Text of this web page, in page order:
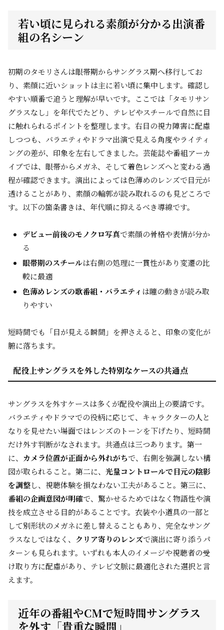
若い頃に見られる素顔が分かる出演番
組の名シーン
初期のタモリさんは眼帯期からサングラス期へ移行してお
り、素顔に近いショットは主に若い頃に集中します。確認し
やすい順番で追うと理解が早いです。ここでは「タモリサン
グラスなし」を年代でたどり、テレビやスチールで自然に目
に触れられるポイントを整理します。右目の視力障害に配慮
しつつも、バラエティやドラマ出演で見える角度やライティ
ングの差が、印象を左右してきました。芸能誌や番組アーカ
イブでは、眼帯からメガネ、そして着色レンズへと変わる過
程が確認できます。演出によっては色薄めのレンズで目元が
透けることがあり、素顔の輪郭が読み取れるのも見どころで
す。以下の箇条書きは、年代順に抑えるべき導線です。
デビュー前後のモノクロ写真で素顔の骨格や表情が分か
る
眼帯期のスチールは右側の処理に一貫性があり変遷の比
較に最適
色薄めレンズの歌番組・バラエティ は瞳の動きが読み取
りやすい
短時間でも「目が見える瞬間」を押さえると、印象の変化が
腑に落ちます。
配役上サングラスを外した特別なケースの共通点
サングラスを外すケースは多くが配役や演出上の要請です。
バラエティやドラマでの役柄に応じて、キャラクターの人と
なりを見せたい場面ではレンズのトーンを下げたり、短時間
だけ外す判断がなされます。共通点は三つあります。第一
に、 カメラ位置が正面から外れがちで、右側を強調しない構
図が取られること。第二に、 光量コントロールで目元の陰影
を調整し、視聴体験を損なわない工夫があること。第三に、
番組の企画意図が明確で、驚かせるためではなく物語性や演
技を成立させる目的があることです。衣装や小道具の一部と
して別形状のメガネに差し替えることもあり、完全なサング
ラスなしではなく、 クリア寄りのレンズで演出に寄り添うパ
ターンも見られます。いずれも本人のイメージや視聴者の受
け取り方に配慮があり、テレビ文脈に最適化された選択と言
えます。
近年の番組やCMで短時間サングラス
を外す「貴重な瞬間」